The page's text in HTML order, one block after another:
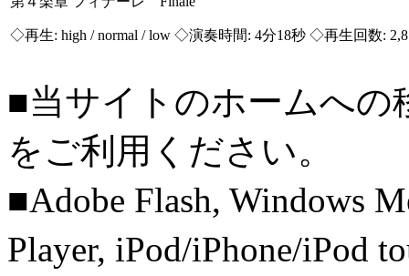
◇再生: high / normal / low ◇演奏時間: 4分18秒 ◇再生回数:
■当サイトのホームへの
をご利用ください。
■Adobe Flash, Windows
Player, iPod/iPhone/iPod